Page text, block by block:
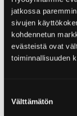
jatkossa
sivujen
kohdennetun
evästeistä ovat
toiminnallisuuden
valinta
Välttämätön
Saaristotien
ja maisemat
idyllisen